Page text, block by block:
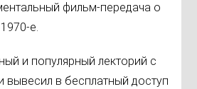
фильм-передача о
1970-е.
и популярный лекторий с
вывесил в бесплатный доступ